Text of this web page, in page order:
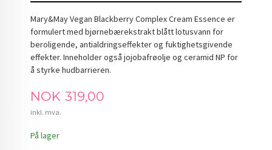
Mary&May Vegan Blackberry Complex Cream Essence er
formulert med bjørnebærekstrakt blått lotusvann for
beroligende, antialdringseffekter og fuktighetsgivende
effekter. Inneholder også jojobafrøolje og ceramid NP for
å styrke hudbarrieren.
Pris
NOK 319,00
inkl. mva.
På lager